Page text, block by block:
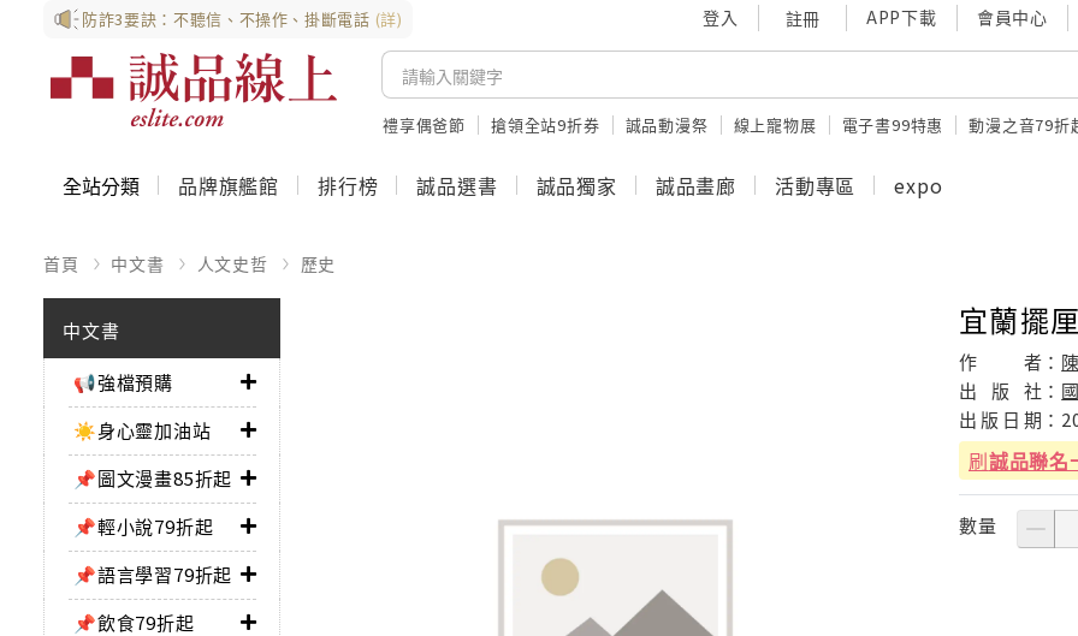
防詐3要訣：不聽信、不操作、掛斷電話 (詳) 登入 註冊 APP下載 會員中心
禮享偶爸節 搶領全站9折券 誠品動漫祭 線上寵物展 電子書99特惠 動漫之音79折
全站分類 品牌旗艦館 排行榜 誠品選書 誠品獨家 誠品畫廊 活動專區 expo
首頁 中文書 人文史哲 歷史
中文書
📢強檔預購
☀️身心靈加油站
📌圖文漫畫85折起
📌輕小說79折起
📌語言學習79折起
📌飲食79折起
宜蘭擺
作 者：
出
版 社：
出 版 日 期：
刷誠品聯名
數量